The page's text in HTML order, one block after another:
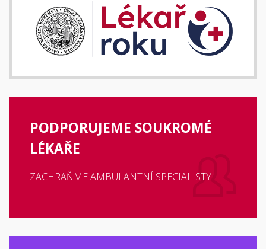
PODPORUJEME SOUKROMÉ
LÉKAŘE
ZACHRAŇME AMBULANTNÍ SPECIALISTY